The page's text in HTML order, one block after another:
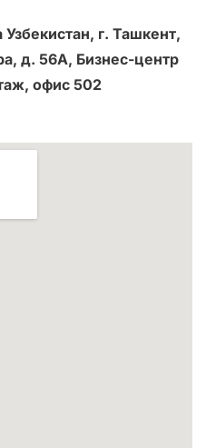
г. Ташкент,
д. 56А, Бизнес-центр
офис 502